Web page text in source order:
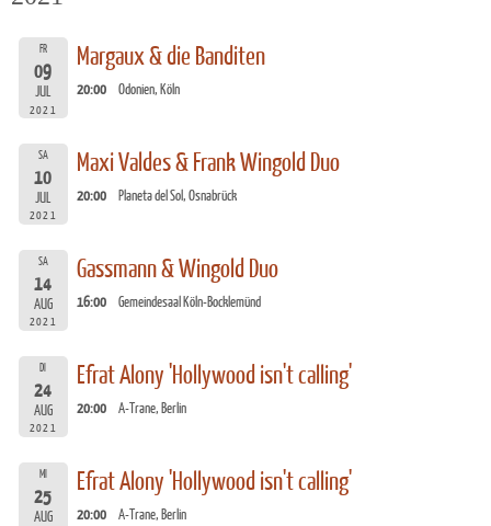
FR
09
JUL
2021
Margaux & die Banditen
20:00 Odonien, Köln
SA
10
JUL
2021
Maxi Valdes & Frank Wingold Duo
20:00 Planeta del Sol, Osnabrück
SA
14
AUG
2021
Gassmann & Wingold Duo
16:00 Gemeindesaal Köln-Bocklemünd
DI
24
AUG
2021
Efrat Alony 'Hollywood isn't calling'
20:00 A-Trane, Berlin
MI
25
AUG
Efrat Alony 'Hollywood isn't calling'
20:00 A-Trane, Berlin